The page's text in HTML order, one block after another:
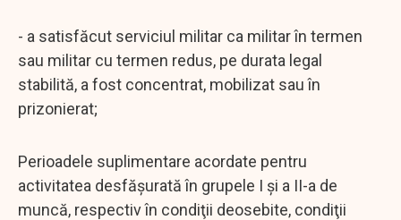
- a satisfăcut serviciul militar ca militar în termen
sau militar cu termen redus, pe durata legal
stabilită, a fost concentrat, mobilizat sau în
prizonierat;
Perioadele suplimentare acordate pentru
activitatea desfăşurată în grupele I şi a II-a de
muncă, respectiv în condiţii deosebite, condiţii